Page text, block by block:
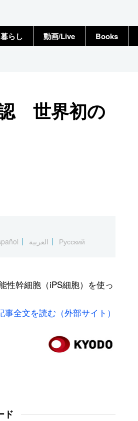
らし 動画/Live Books
世界初の
العربية Русский
性幹細胞（iPS細胞）を使っ
事全文を読む（外部サイト）
ド